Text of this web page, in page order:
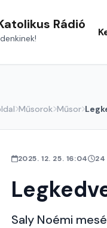
Rádió
Műsorok Műsor
2025. 12. 25. 16:04 24
Saly Noémi